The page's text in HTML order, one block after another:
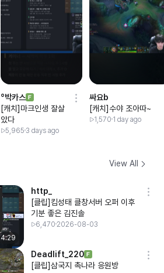
°박카스
[캐치]마크인생 잘살
았다
5,965 3 days ago
싸요b
[캐치]수야 조아따~
1,570 1 day ago
View All
4:29
http_
[클립]킴성태 클창서버 오퍼 이후
기분 좋은 김진솔
6,470 2026-08-03
Deadlift_220
[클립]삼국지 촉나라 응원방